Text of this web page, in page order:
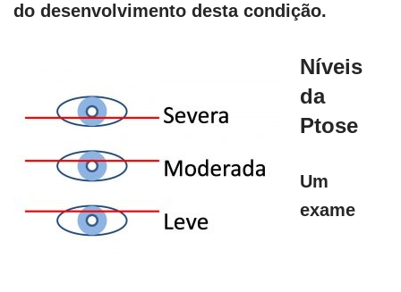
do desenvolvimento desta condição.
Níveis
da
Ptose
Um
exame